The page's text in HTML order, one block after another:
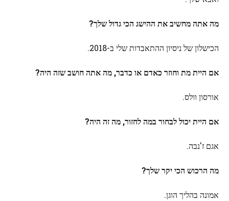
מה אתה מחשיב את ההישג הכי גדול שלך?
הכישלון של ניסיון ההתאבדות שלי ב-2018.
אם היית מת וחוזר כאדם או כדבר, מה אתה חושב שזה היה?
אורסון וולס.
אם היית יכול לבחור במה לחזור, מה זה היה?
אגם ז'נבה.
מה הרכוש הכי יקר שלך?
אמונה בהליך הוגן.